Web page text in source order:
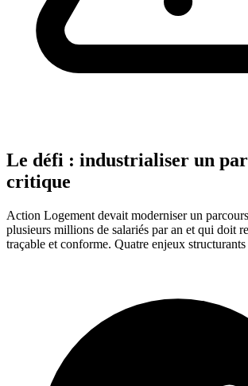
Le défi : industrialiser un
critique
Action Logement devait moderniser un
plusieurs millions de salariés par an et qui doit
traçable et conforme. Quatre enjeux structurants